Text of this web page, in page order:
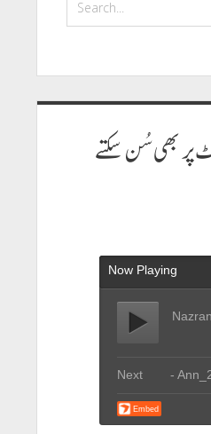
پر بھی سُن سکتے